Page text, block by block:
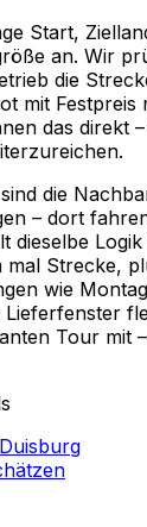
Start,
an. Wir
die
mit Festpreis
das direkt
die
– dort
dieselbe
mal Strecke,
wie
Lieferfenster
Tour mit